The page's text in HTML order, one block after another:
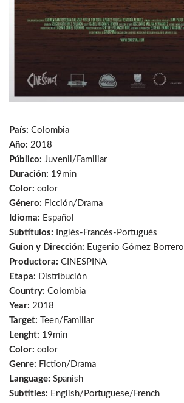
País: Colombia
Año: 2018
Público: Juvenil/Familiar
Duración: 19min
Color: color
Género: Ficción/Drama
Idioma: Español
Subtítulos: Inglés-Francés-Portugués
Guion y Dirección: Eugenio Gómez Borrero
Productora: CINESPINA
Etapa: Distribución
Country: Colombia
Year: 2018
Target:
Teen/Familiar
Lenght: 19min
Color: color
Genre: Fiction/Drama
Language: Spanish
Subtitles: English/Portuguese/French